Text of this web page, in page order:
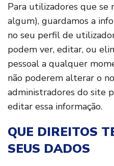
Para utilizadores que se
algum), guardamos a
no seu perfil de
podem ver, editar, ou
pessoal a qualquer
não poderem alterar o
administradores do site
editar essa informação.
QUE DIREITOS
SEUS DADOS